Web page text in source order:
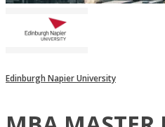
Edinburgh Napier University